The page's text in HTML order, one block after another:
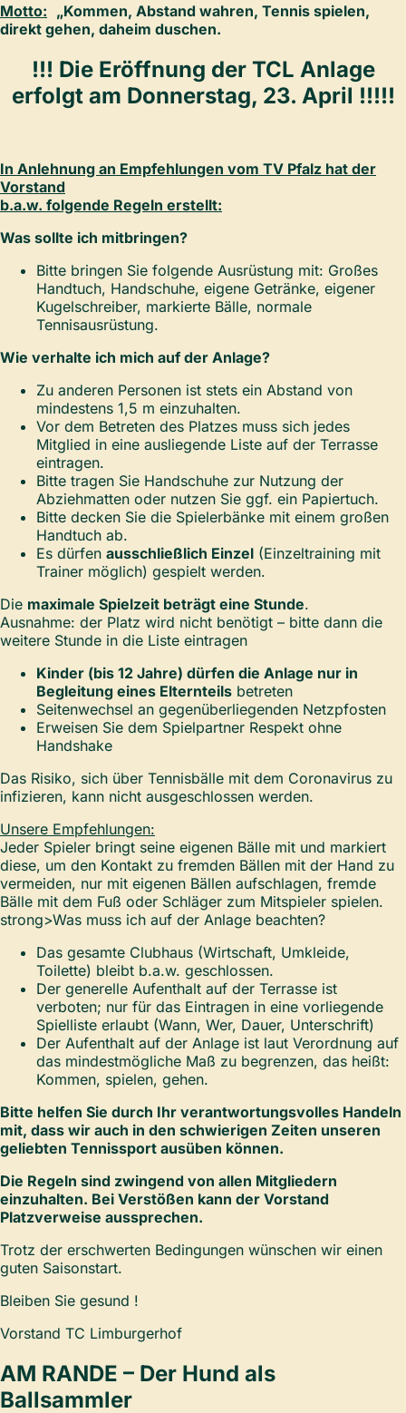
Motto: „Kommen, Abstand wahren, Tennis spielen,
direkt gehen, daheim duschen.
!!! Die Eröffnung der TCL Anlage
erfolgt am Donnerstag, 23. April !!!!!
In Anlehnung an Empfehlungen vom TV Pfalz hat der
Vorstand
b.a.w. folgende Regeln erstellt:
Was sollte ich mitbringen?
Bitte bringen Sie folgende Ausrüstung mit: Großes
Handtuch, Handschuhe, eigene Getränke, eigener
Kugelschreiber, markierte Bälle, normale
Tennisausrüstung.
Wie verhalte ich mich auf der Anlage?
Zu anderen Personen ist stets ein Abstand von
mindestens 1,5 m einzuhalten.
Vor dem Betreten des Platzes muss sich jedes
Mitglied in eine ausliegende Liste auf der Terrasse
eintragen.
Bitte tragen Sie Handschuhe zur Nutzung der
Abziehmatten oder nutzen Sie ggf. ein Papiertuch.
Bitte decken Sie die Spielerbänke mit einem großen
Handtuch ab.
Es dürfen ausschließlich Einzel (Einzeltraining mit
Trainer möglich) gespielt werden.
Die maximale Spielzeit beträgt eine Stunde.
Ausnahme: der Platz wird nicht benötigt – bitte dann die
weitere Stunde in die Liste eintragen
Kinder (bis 12 Jahre) dürfen die Anlage nur in
Begleitung eines Elternteils betreten
Seitenwechsel an gegenüberliegenden Netzpfosten
Erweisen Sie dem Spielpartner Respekt ohne
Handshake
Das Risiko, sich über Tennisbälle mit dem Coronavirus zu
infizieren, kann nicht ausgeschlossen werden.
Unsere Empfehlungen:
Jeder Spieler bringt seine eigenen Bälle mit und markiert
diese, um den Kontakt zu fremden Bällen mit der Hand zu
vermeiden, nur mit eigenen Bällen aufschlagen, fremde
Bälle mit dem Fuß oder Schläger zum Mitspieler spielen.
strong>Was muss ich auf der Anlage beachten?
Das gesamte Clubhaus (Wirtschaft, Umkleide,
Toilette) bleibt b.a.w. geschlossen.
Der generelle Aufenthalt auf der Terrasse ist
verboten; nur für das Eintragen in eine vorliegende
Spielliste erlaubt (Wann, Wer, Dauer, Unterschrift)
Der Aufenthalt auf der Anlage ist laut Verordnung auf
das mindestmögliche Maß zu begrenzen, das heißt:
Kommen, spielen, gehen.
Bitte helfen Sie durch Ihr verantwortungsvolles Handeln
mit, dass wir auch in den schwierigen Zeiten unseren
geliebten Tennissport ausüben können.
Die Regeln sind zwingend von allen Mitgliedern
einzuhalten. Bei Verstößen kann der Vorstand
Platzverweise aussprechen.
Trotz der erschwerten Bedingungen wünschen wir einen
guten Saisonstart.
Bleiben Sie gesund !
Vorstand TC Limburgerhof
AM RANDE – Der Hund als
Ballsammler